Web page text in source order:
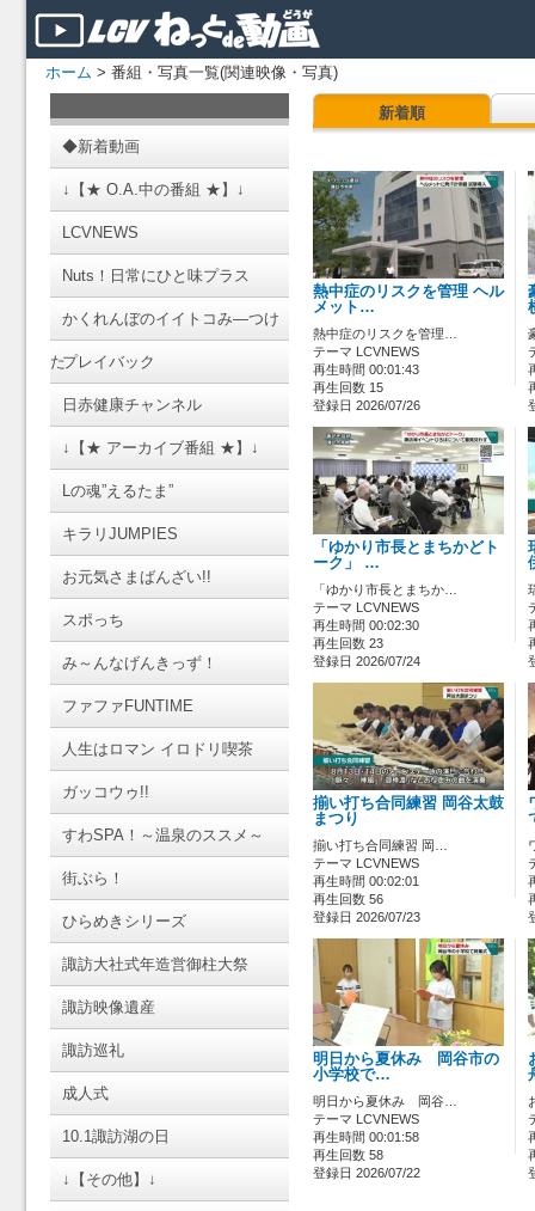
ホーム > 番組・写真一覧(関連映像・写真)
◆新着動画
↓【★ O.A.中の番組 ★】↓
LCVNEWS
Nuts！日常にひと味プラス
かくれんぼのイイトコみ―つけ
たプレイバック
日赤健康チャンネル
↓【★ アーカイブ番組 ★】↓
Lの魂”えるたま”
キラリJUMPIES
お元気さまばんざい!!
スポっち
み～んなげんきっず！
ファファFUNTIME
人生はロマン イロドリ喫茶
ガッコウゥ!!
すわSPA！～温泉のススメ～
街ぶら！
ひらめきシリーズ
諏訪大社式年造営御柱大祭
諏訪映像遺産
諏訪巡礼
成人式
10.1諏訪湖の日
↓【その他】↓
新着順
熱中症のリスクを管理 ヘル
メット…
熱中症のリスクを管理…
テーマ LCVNEWS
再生時間 00:01:43
再生回数 15
登録日 2026/07/26
「ゆかり市長とまちかどト
ーク」 …
「ゆかり市長とまちか…
テーマ LCVNEWS
再生時間 00:02:30
再生回数 23
登録日 2026/07/24
揃い打ち合同練習 岡谷太鼓
まつり
揃い打ち合同練習 岡…
テーマ LCVNEWS
再生時間 00:02:01
再生回数 56
登録日 2026/07/23
明日から夏休み 岡谷市の
小学校で…
明日から夏休み 岡谷…
テーマ LCVNEWS
再生時間 00:01:58
再生回数 58
登録日 2026/07/22